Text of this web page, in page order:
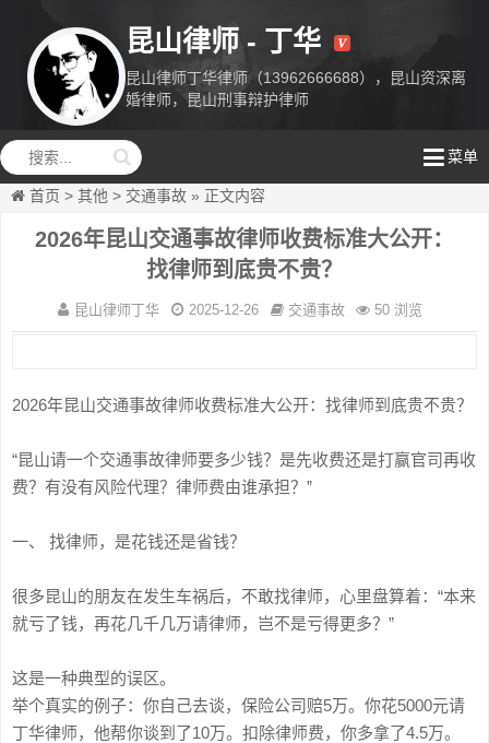
华
昆山律师 - 丁华
昆山律师丁华律师（13962666688），昆山资深离
婚律师，昆山刑事辩护律师
菜单
首页 > 其他 > 交通事故 » 正文内容
2026年昆山交通事故律师收费标准大公开：
找律师到底贵不贵？
昆山律师丁华 2025-12-26 交通事故 50 浏览
2026年昆山交通事故律师收费标准大公开：找律师到底贵不贵？
“昆山请一个交通事故律师要多少钱？是先收费还是打赢官司再收
费？有没有风险代理？律师费由谁承担？”
一、 找律师，是花钱还是省钱？
很多昆山的朋友在发生车祸后，不敢找律师，心里盘算着：“本来
就亏了钱，再花几千几万请律师，岂不是亏得更多？”
这是一种典型的误区。
举个真实的例子：你自己去谈，保险公司赔5万。你花5000元请
丁华律师，他帮你谈到了10万。扣除律师费，你多拿了4.5万。